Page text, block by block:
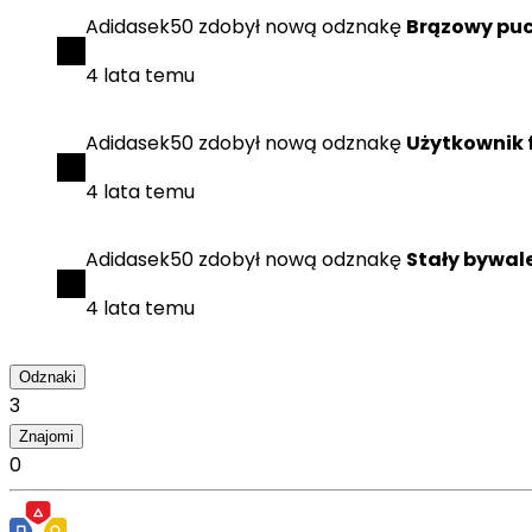
Adidasek50 zdobył nową odznakę Brązowy
4 lata temu
Adidasek50 zdobył nową odznakę Użytkownik
4 lata temu
Adidasek50 zdobył nową odznakę Stały
4 lata temu
Odznaki
3
Znajomi
0